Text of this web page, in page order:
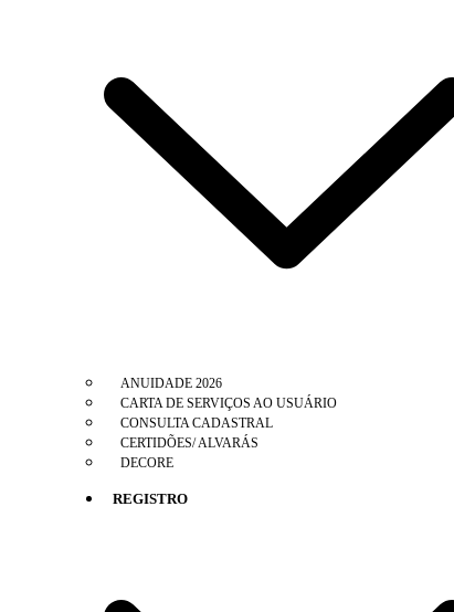
ANUIDADE 2026
CARTA DE SERVIÇOS AO USUÁRIO
CONSULTA CADASTRAL
CERTIDÕES/ ALVARÁS
DECORE
REGISTRO